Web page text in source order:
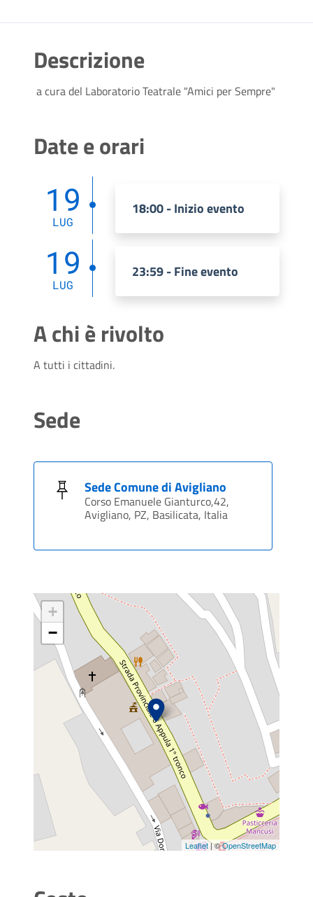
Descrizione
a cura del Laboratorio Teatrale "Amici per Sempre"
Date e orari
19
LUG
18:00 - Inizio evento
19
LUG
23:59 - Fine evento
A chi è rivolto
A tutti i cittadini.
Sede
Sede Comune di Avigliano
Corso Emanuele Gianturco,42,
Avigliano, PZ, Basilicata, Italia
+
−
Leaflet| ©OpenStreetMap